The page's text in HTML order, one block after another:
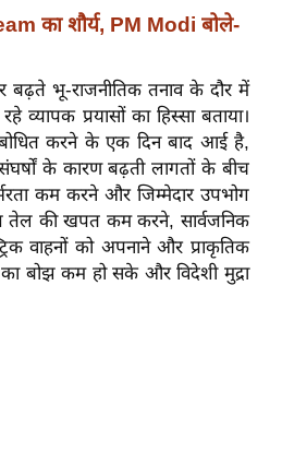
का शौर्य, PM Modi बोले-
बढ़ते भू-राजनीतिक तनाव के दौर में
प्रयासों का हिस्सा बताया।
संबोधित करने के एक दिन बाद आई है,
के कारण बढ़ती लागतों के बीच
कम करने और जिम्मेदार उपभोग
तेल की खपत कम करने, सार्वजनिक
वाहनों को अपनाने और प्राकृतिक
बोझ कम हो सके और विदेशी मुद्रा